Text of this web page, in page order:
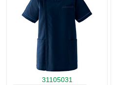
31105031